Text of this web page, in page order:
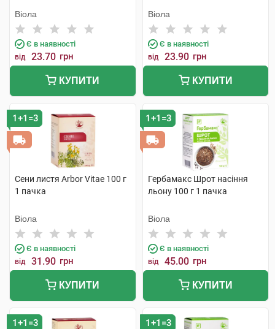
Віола
Є в наявності
від 23.70 грн
КУПИТИ
Віола
Є в наявності
від 23.90 грн
КУПИТИ
1+1=3
Сени листя Arbor Vitae 100 г
1 пачка
Віола
Є в наявності
від 31.90 грн
КУПИТИ
1+1=3
Гербамакс Шрот насіння
льону 100 г 1 пачка
Віола
Є в наявності
від 45.00 грн
КУПИТИ
1+1=3 1+1=3